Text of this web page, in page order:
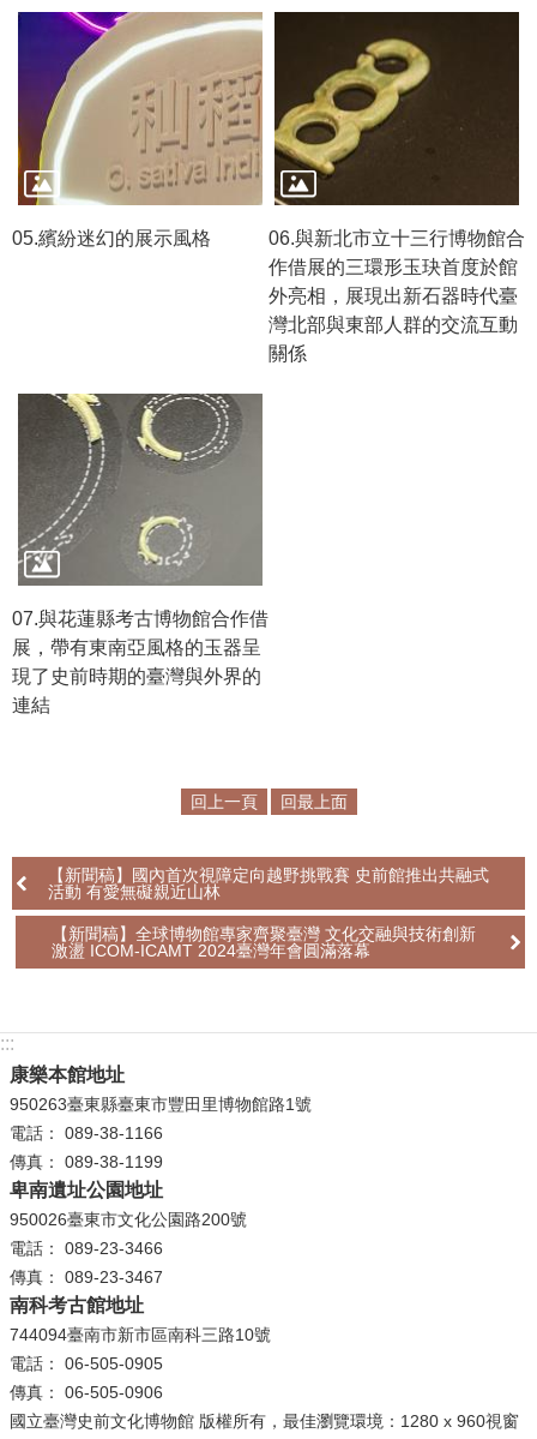
站
放
宣
告
隱
訊
全
宣
為
民
服
05.繽紛迷幻的展示風格
06.與新北市立十三行博物館合
作借展的三環形玉玦首度於館
外亮相，展現出新石器時代臺
灣北部與東部人群的交流互動
關係
07.與花蓮縣考古博物館合作借
展，帶有東南亞風格的玉器呈
現了史前時期的臺灣與外界的
連結
回上一頁 回最上面
【新聞稿】國內首次視障定向越野挑戰賽 史前館推出共融式
活動 有愛無礙親近山林
【新聞稿】全球博物館專家齊聚臺灣 文化交融與技術創新
激盪 ICOM-ICAMT 2024臺灣年會圓滿落幕
:::
康樂本館地址
950263臺東縣臺東市豐田里博物館路1號
電話： 089-38-1166
傳真： 089-38-1199
卑南遺址公園地址
950026臺東市文化公園路200號
電話： 089-23-3466
傳真： 089-23-3467
南科考古館地址
744094臺南市新市區南科三路10號
電話： 06-505-0905
傳真： 06-505-0906
國立臺灣史前文化博物館 版權所有，最佳瀏覽環境：1280 x 960視窗